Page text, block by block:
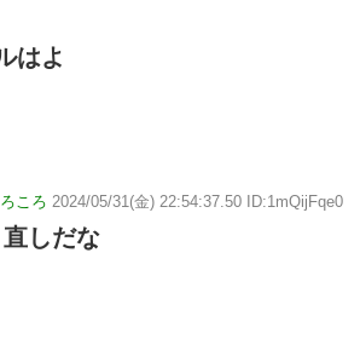
はよ
ころ 2024/05/31(金) 22:54:37.50 ID:1mQijFqe0
しだな